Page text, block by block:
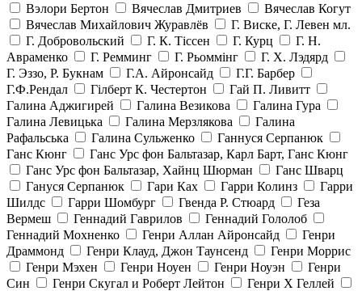
Вэлори Бертон
Вячеслав Дмитриев
Вячеслав Когут
Вячеслав Михайлович Журавлёв
Г. Виске, Г. Левен мл.
Г. Добровольский
Г. К. Тiссен Г. Курц
Г. Н.
Авраменко
Г. Ремминг Г. Рьоммінг
Г. Х. Лэдярд
Г. Эззо, Р. Букнам
Г.А. Айронсайд
Г.Г. Барбер
Г.Ф.Рендал
Гілберт К. Честертон
Гай П. Ливитт
Галина Аджигирей
Галина Везикова
Галина Гура
Галина Левицька
Галина Мерзлякова
Галина
Рафальська
Галина Сульженко
Ганнуся Серпанюк
Ганс Кюнг
Ганс Урс фон Бальтазар, Карл Барт, Ганс Кюнг
Ганс Урс фон Бальтазар, Хайнц Шюрман
Ганс Шварц
Гануся Серпанюк
Гари Ках Гарри Колинз
Гарри
Шилдс
Гарри Шомбург Гвенда Р. Стюард
Геза
Вермеш
Геннадий Гаврилов
Геннадий Гололоб
Геннадий Мохненко
Генри Аллан Айронсайд
Генри
Драммонд
Генри Клауд, Джон Таунсенд
Генри Моррис
Генри Мэхен
Генри Ноуен Генри Ноуэн
Генри
Син
Генри Скугал и Роберт Лейтон Генри Х Геллей